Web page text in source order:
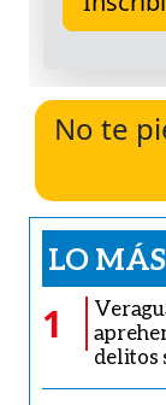
No te
LO
1
delitos